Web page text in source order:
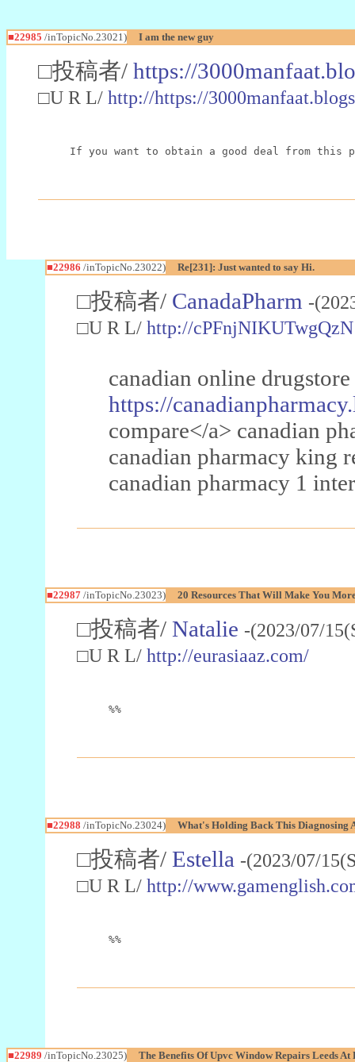
■22985 /inTopicNo.23021) I am the new guy
□投稿者/ https://
□U R L/ http://https://
If you want to obtain a good deal from this
■22986 /inTopicNo.23022) Re[231]: Just wanted to say Hi.
□投稿者/ CanadaPharm -
□U R L/ http://cPFnjNIKUTwgQzN
canadian online
https://
compare</a> canadian
canadian pharmacy king
canadian pharmacy 1
■22987/inTopicNo.23023) 20 Resources That Will Make You
□投稿者/ Natalie -(2023/07/
□U R L/ http://eurasiaaz.com/
%%
■22988 /inTopicNo.23024) What's Holding Back This Diagnosing
□投稿者/ Estella -(2023/07/
□U R L/ http://
%%
■22989 /inTopicNo.23025) The Benefits Of Upvc Window Repairs Leeds